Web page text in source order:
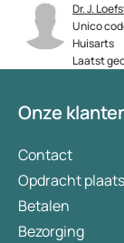
Dr. J.
Unico
Huisarts
Laatst
Onze
Contact
Opdracht
Betalen
Bezorging